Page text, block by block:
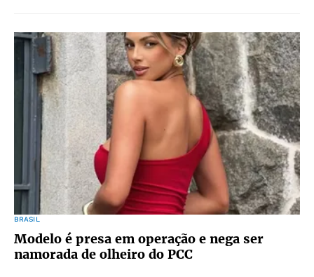
BRASIL
Modelo é presa em operação e nega ser
namorada de olheiro do PCC